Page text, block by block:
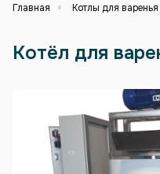
Главная Котлы для
Котёл для